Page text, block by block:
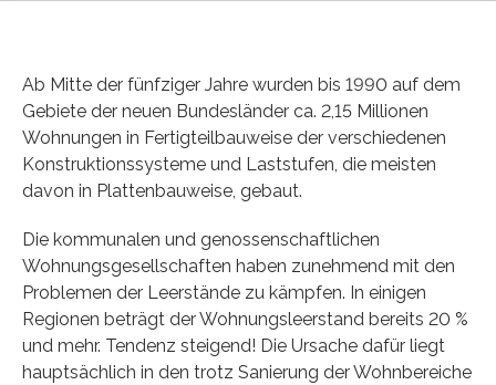
Ab Mitte der fünfziger Jahre wurden bis 1990 auf dem
Gebiete der neuen Bundesländer ca. 2,15 Millionen
Wohnungen in Fertigteilbauweise der verschiedenen
Konstruktionssysteme und Laststufen, die meisten
davon in Plattenbauweise, gebaut.
Die kommunalen und genossenschaftlichen
Wohnungsgesellschaften haben zunehmend mit den
Problemen der Leerstände zu kämpfen. In einigen
Regionen beträgt der Wohnungsleerstand bereits 20 %
und mehr. Tendenz steigend! Die Ursache dafür liegt
hauptsächlich in den trotz Sanierung der Wohnbereiche